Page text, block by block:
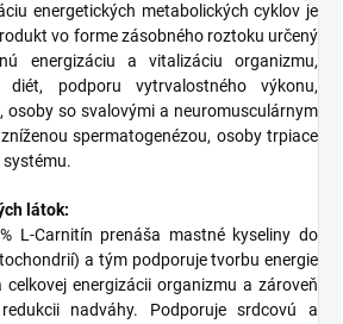
energetických metabolických cyklov je
vo forme zásobného roztoku určený
energizáciu a vitalizáciu organizmu,
diét, podporu vytrvalostného výkonu,
osoby so svalovými a neuromusculárnym
spermatogenézou, osoby trpiace
látok:
L-Carnitín prenáša mastné kyseliny do
a tým podporuje tvorbu energie
energizácii organizmu a zároveň
nadváhy. Podporuje srdcovú a